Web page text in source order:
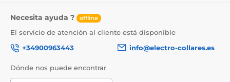
Necesita ayuda ? offline
El servicio de atención al cliente está disponible
+34900963443
info@electro-collares.es
Dónde nos puede encontrar